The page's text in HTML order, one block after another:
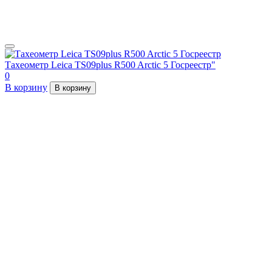
Тахеометр Leica TS09plus R500 Arctic 5 Госреестр"
0
В корзину
В корзину